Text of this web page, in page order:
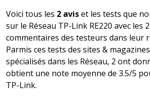
Voici tous les 2 aviset les tests que
sur le Réseau TP-Link RE220 avec les
commentaires des testeurs dans leur
Parmis ces tests des sites &
spécialisés dans les Réseau, 2 ont
obtient une note moyenne de 3.5/5
TP-Link.